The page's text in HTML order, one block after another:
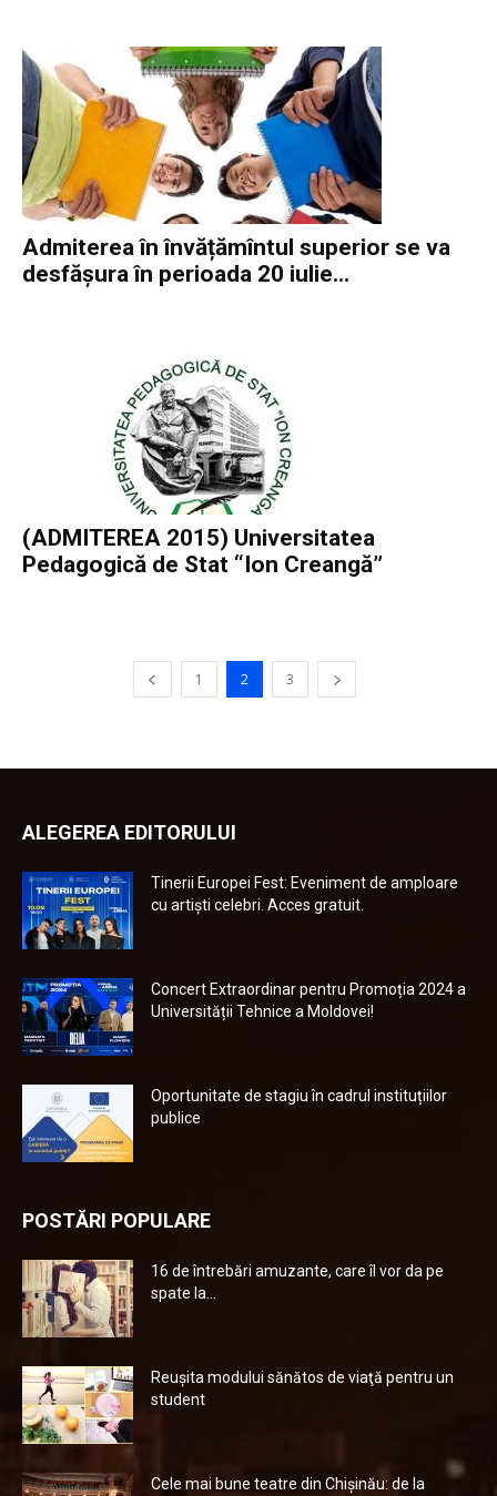
Admiterea în învățămîntul superior se va
desfășura în perioada 20 iulie...
(ADMITEREA 2015) Universitatea
Pedagogică de Stat “Ion Creangă”
1 2 3
ALEGEREA EDITORULUI
Tinerii Europei Fest: Eveniment de amploare
cu artiști celebri. Acces gratuit.
Concert Extraordinar pentru Promoția 2024 a
Universității Tehnice a Moldovei!
Oportunitate de stagiu în cadrul instituțiilor
publice
POSTĂRI POPULARE
16 de întrebări amuzante, care îl vor da pe
spate la...
Reuşita modului sănătos de viaţă pentru un
student
Cele mai bune teatre din Chişinău: de la